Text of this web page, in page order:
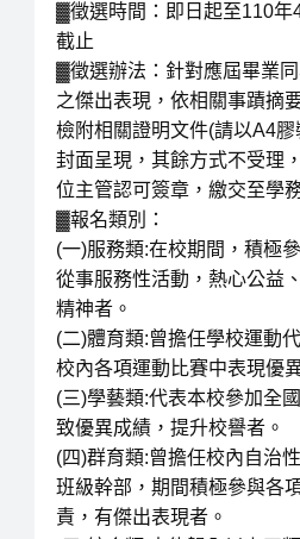
▓徵選時間：即日起至110年
截止
▓徵選辦法：針對應屆畢業
之傑出表現，依相關事蹟摘
檢附相關證明文件(請以A4
封面呈現，其餘方式不受理
位主管認可簽章，繳交至學
▓報名類別：
(一)服務類:在校期間，積極
從事服務性活動，熱心公益
精神者。
(二)體育類:曾擔任學校運動
校內各項運動比賽中表現優
(三)學藝類:代表本校參加全
致優異成績，提升校譽者。
(四)群育類:曾擔任校內自治
班級幹部，期間積極參與各
責，有傑出表現者。